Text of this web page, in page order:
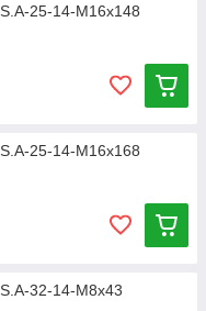
25-14-M16x148
25-14-M16x168
32-14-M8x43